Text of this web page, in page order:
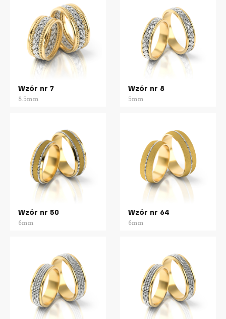
Wzór nr 7
8.5mm
Wzór nr 8
5mm
Wzór nr 50
6mm
Wzór nr 64
6mm